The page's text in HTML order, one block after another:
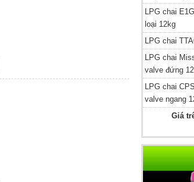
LPG chai
loại 12kg
LPG chai
LPG chai
valve đứng
LPG chai
valve ngang
Giá